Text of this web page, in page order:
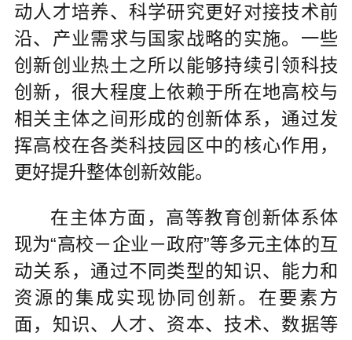
动人才培养、科学研究更好对接技术前
沿、产业需求与国家战略的实施。一些
创新创业热土之所以能够持续引领科技
创新，很大程度上依赖于所在地高校与
相关主体之间形成的创新体系，通过发
挥高校在各类科技园区中的核心作用，
更好提升整体创新效能。
在主体方面，高等教育创新体系体
现为“高校－企业－政府”等多元主体的互
动关系，通过不同类型的知识、能力和
资源的集成实现协同创新。在要素方
面，知识、人才、资本、技术、数据等